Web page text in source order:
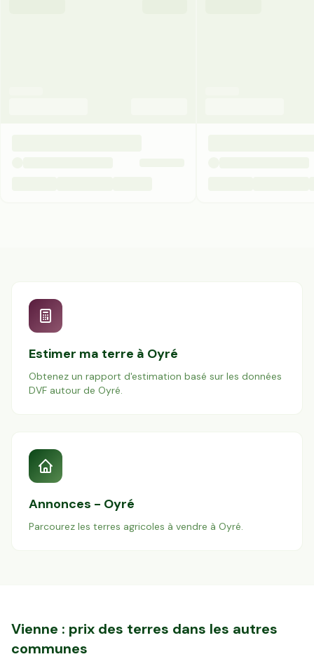
Estimer ma terre à Oyré
Obtenez un rapport d'estimation basé sur les données
DVF autour de Oyré.
Annonces - Oyré
Parcourez les terres agricoles à vendre à Oyré.
Vienne : prix des terres dans les autres
communes